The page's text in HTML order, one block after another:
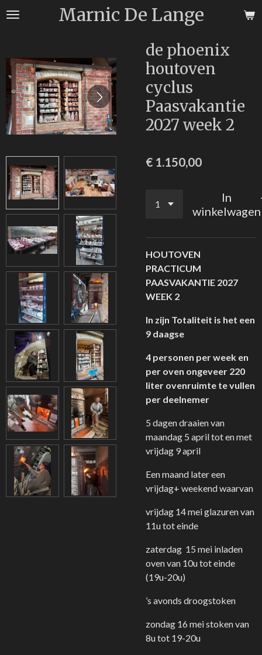
Ga
hoofdinhoud
Marnic De Lange
de phoenix
houtoven
cyclus
Paasvakantie
2027 week 2
€ 1.150,00
In
winkelwagen
HOUTOVEN
PRACTICUM
PAASVAKANTIE 2027
WEEK 2
In zijn Totaliteit is het een
9 daagse
4 personen per week en
per oven ongeveer 220
liter ovenruimte te vullen
per deelnemer
5 dagen draaien van
maandag 5 april tot en met
vrijdag 9 april
Een maand later een
vrijdag+ weekend waarvan
vrijdag 14 mei glazuren van
11u tot einde
zaterdag 15 mei inladen
oven van 10u tot einde
(19u-20u)
’s avonds droogstoken
zondag 16 mei stoken van
8u tot 19-20u